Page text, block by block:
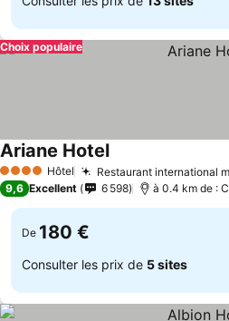
Choix populaire
4 Étoiles Hôtel Restaurant international
Ariane Hotel
9,6 Excellent 6 598 à 0.4 km de :
De 180 €
Consulter les prix de 5 sites